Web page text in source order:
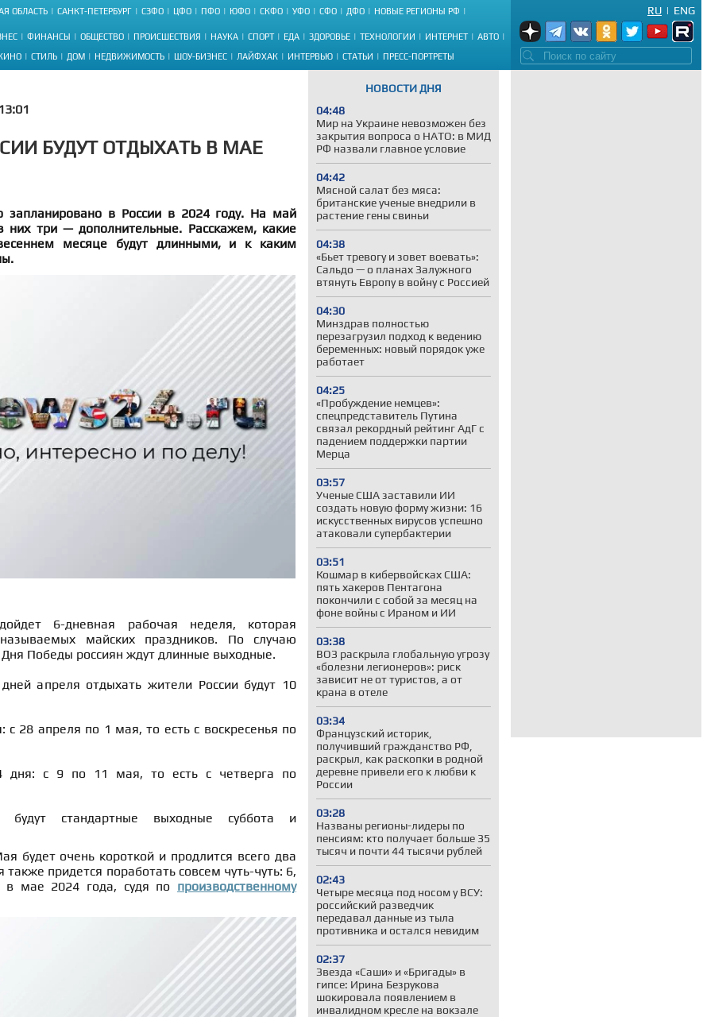
ОБЛАСТЬ САНКТ-ПЕТЕРБУРГ СЗФО ЦФО ПФО ЮФО СКФО УФО СФО ДФО НОВЫЕ РЕГИОНЫ РФ
ФИНАНСЫ ОБЩЕСТВО ПРОИСШЕСТВИЯ НАУКА СПОРТ ЕДА ЗДОРОВЬЕ ТЕХНОЛОГИИ ИНТЕРНЕТ АВТО
СТИЛЬ ДОМ НЕДВИЖИМОСТЬ ШОУ-БИЗНЕС ЛАЙФХАК ИНТЕРВЬЮ СТАТЬИ ПРЕСС-ПОРТРЕТЫ
ENG
|
RU
НОВОСТИ ДНЯ
04:48
Мир на Украине невозможен без
закрытия вопроса о НАТО: в МИД
РФ назвали главное условие
04:42
Мясной салат без мяса:
британские ученые внедрили в
растение гены свиньи
04:38
«Бьет тревогу и зовет воевать»:
Сальдо — о планах Залужного
втянуть Европу в войну с Россией
04:30
Минздрав полностью
перезагрузил подход к ведению
беременных: новый порядок уже
работает
04:25
«Пробуждение немцев»:
спецпредставитель Путина
связал рекордный рейтинг АдГ с
падением поддержки партии
Мерца
03:57
Ученые США заставили ИИ
создать новую форму жизни: 16
искусственных вирусов успешно
атаковали супербактерии
03:51
Кошмар в кибервойсках США:
пять хакеров Пентагона
покончили с собой за месяц на
фоне войны с Ираном и ИИ
03:38
ВОЗ раскрыла глобальную угрозу
«болезни легионеров»: риск
зависит не от туристов, а от
крана в отеле
03:34
Французский историк,
получивший гражданство РФ,
раскрыл, как раскопки в родной
деревне привели его к любви к
России
03:28
Названы регионы-лидеры по
пенсиям: кто получает больше 35
тысяч и почти 44 тысячи рублей
02:43
Четыре месяца под носом у ВСУ:
российский разведчик
передавал данные из тыла
противника и остался невидим
02:37
Звезда «Саши» и «Бригады» в
гипсе: Ирина Безрукова
шокировала появлением в
инвалидном кресле на вокзале
13:01
БУДУТ ОТДЫХАТЬ В МАЕ
запланировано в России в 2024 году. На май
них три — дополнительные. Расскажем, какие
месяце будут длинными, и к каким
6-дневная рабочая неделя, которая
майских праздников. По случаю
Победы россиян ждут длинные выходные.
апреля отдыхать жители России будут 10
28 апреля по 1 мая, то есть с воскресенья по
дня: с 9 по 11 мая, то есть с четверга по
будут стандартные выходные суббота и
будет очень короткой и продлится всего два
придется поработать совсем чуть-чуть: 6,
мае 2024 года, судя по производственному